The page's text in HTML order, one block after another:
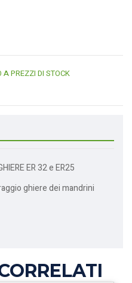
A PREZZI DI STOCK
ER 32 e ER25
ghiere dei mandrini